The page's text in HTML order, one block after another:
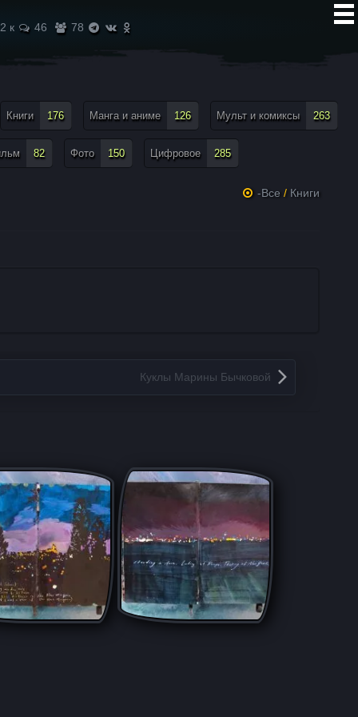
2 к 46 78
Книги 176 Манга и аниме 126 Мульт и комиксы 263
82 Фото 150 Цифровое 285
-Все / Книги
Куклы Марины Бычковой